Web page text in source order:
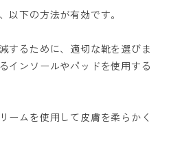
以下の方法が有効です。
するために、適切な靴を選びま
インソールやパッドを使用する
ームを使用して皮膚を柔らかく